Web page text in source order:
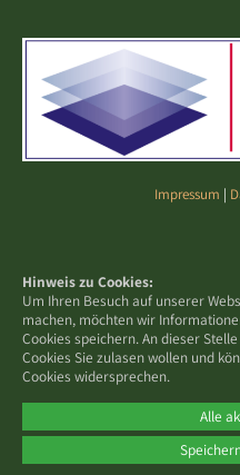
Alle
Hinweis zu Cookies:
Um Ihren Besuch auf unserer
machen, möchten wir
Cookies speichern. An dieser
Cookies Sie zulasen wollen und
Cookies widersprechen.
Impressum |